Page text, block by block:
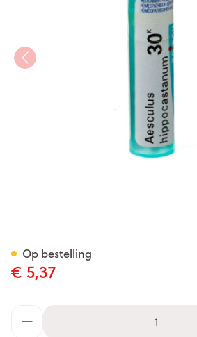
€ 5,37
Op bestelling